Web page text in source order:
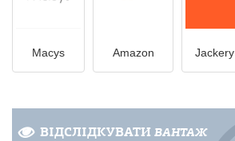
Macys Amazon Jackery
ВІДСЛІДКУВАТИ ВАНТАЖ